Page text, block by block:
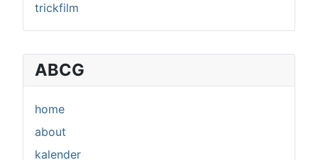
ABCG
home
about
kalender
trickfilm